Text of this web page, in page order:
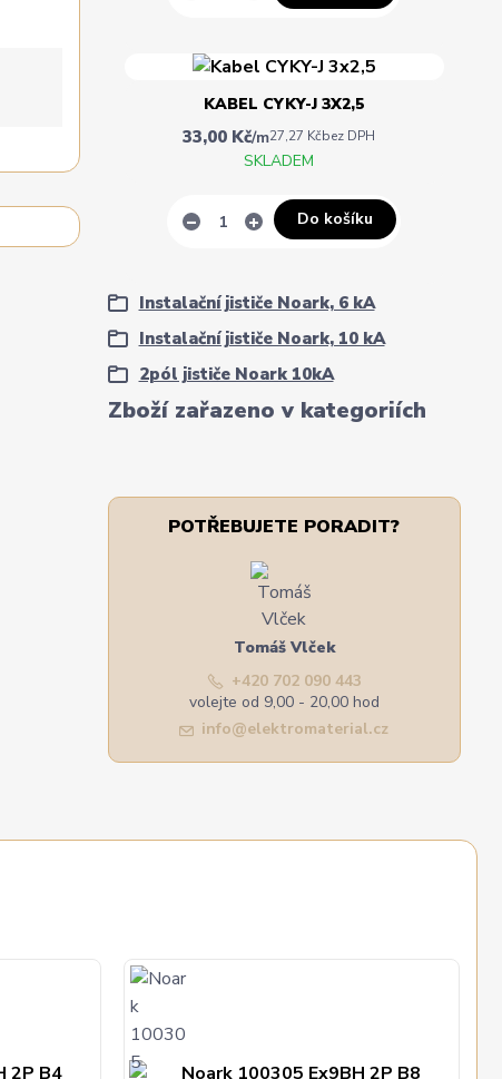
Zboží zařazeno v kategoriích
Instalační jističe Noark, 6 kA
Instalační jističe Noark, 10 kA
2pól jističe Noark 10kA
KABEL CYKY-J 3X2,5
33,00 Kč/m27,27 Kčbez DPH
SKLADEM
Do košíku
POTŘEBUJETE PORADIT?
Tomáš Vlček
+420 702 090 443
volejte od 9,00 - 20,00 hod
info@elektromaterial.cz